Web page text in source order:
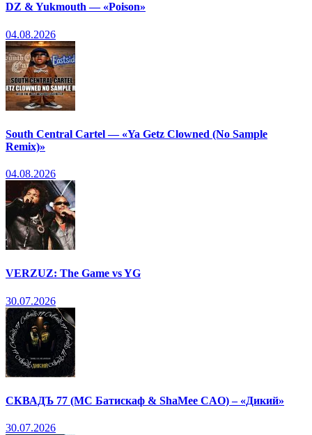
DZ & Yukmouth — «Poison»
04.08.2026
South Central Cartel — «Ya Getz Clowned (No Sample
Remix)»
04.08.2026
VERZUZ: The Game vs YG
30.07.2026
СКВАДЪ 77 (МС Батискаф & ShaMee CAO) – «Дикий»
30.07.2026